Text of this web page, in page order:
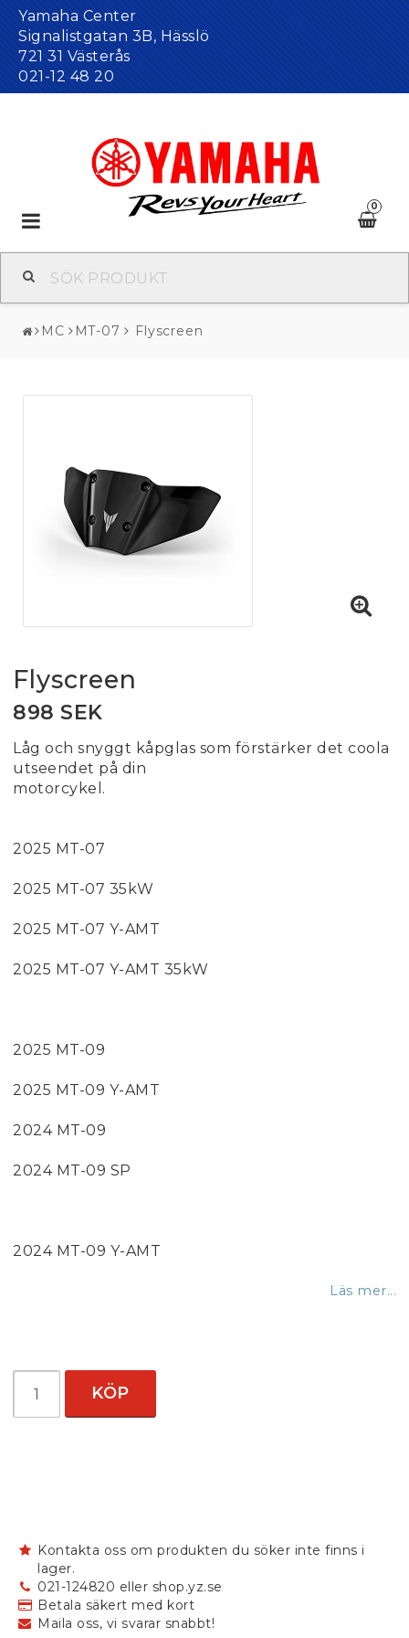
Yamaha Center
Signalistgatan 3B, Hässlö
721 31 Västerås
021-12 48 20
0
Toggle
navigation
MC MT-07 Flyscreen
Flyscreen
898 SEK
Låg och snyggt kåpglas som förstärker det coola
utseendet på din
motorcykel.
2025 MT-07
2025 MT-07 35kW
2025 MT-07 Y-AMT
2025 MT-07 Y-AMT 35kW
2025 MT-09
2025 MT-09 Y-AMT
2024 MT-09
2024 MT-09 SP
2024 MT-09 Y-AMT
Läs mer...
KÖP
Kontakta oss om produkten du söker inte finns i
lager.
021-124820 eller shop.yz.se
Betala säkert med kort
Maila oss, vi svarar snabbt!